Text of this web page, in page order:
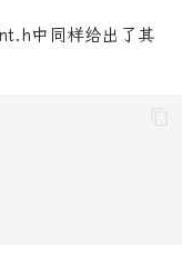
中同样给出了其